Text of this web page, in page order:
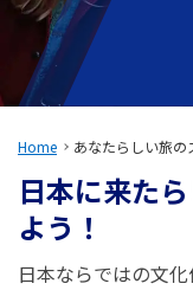
行き先
ANA サービス
Home あなたらしい旅の
日本に来た
よう！
日本ならではの文